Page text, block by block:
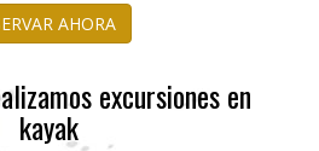
AHORA
excursiones en
kayak